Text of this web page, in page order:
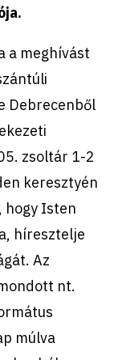
a meghívást
Debrecenből
zsoltár 1-2
keresztyén
Isten
híresztelje
Az
nt.
múlva